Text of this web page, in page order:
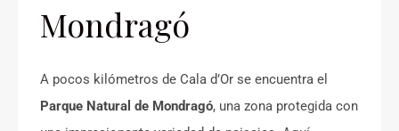
Mondragó
A pocos kilómetros de Cala d’Or se encuentra el
Parque Natural de Mondragó, una zona protegida con